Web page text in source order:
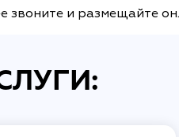
звоните и размещайте